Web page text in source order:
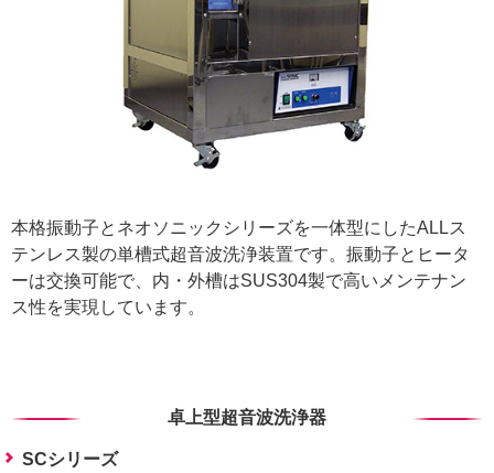
本格振動子とネオソニックシリーズを一体型にしたALLス
テンレス製の単槽式超音波洗浄装置です。振動子とヒータ
ーは交換可能で、内・外槽はSUS304製で高いメンテナン
ス性を実現しています。
卓上型超音波洗浄器
SCシリーズ